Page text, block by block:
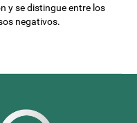
y se distingue entre los
negativos.